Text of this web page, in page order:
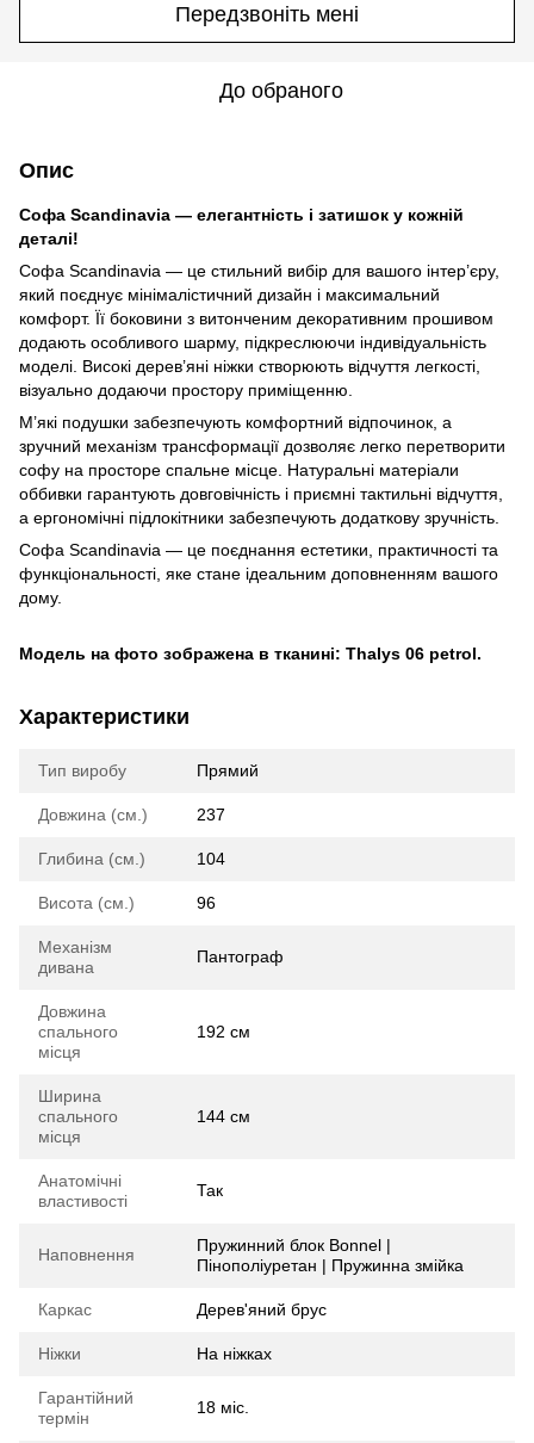
Передзвоніть мені
До обраного
Опис
Софа Scandinavia — елегантність і затишок у кожній
деталі!
Софа Scandinavia — це стильний вибір для вашого інтер’єру,
який поєднує мінімалістичний дизайн і максимальний
комфорт. Її боковини з витонченим декоративним прошивом
додають особливого шарму, підкреслюючи індивідуальність
моделі. Високі дерев’яні ніжки створюють відчуття легкості,
візуально додаючи простору приміщенню.
М’які подушки забезпечують комфортний відпочинок, а
зручний механізм трансформації дозволяє легко перетворити
софу на просторе спальне місце. Натуральні матеріали
оббивки гарантують довговічність і приємні тактильні відчуття,
а ергономічні підлокітники забезпечують додаткову зручність.
Софа Scandinavia — це поєднання естетики, практичності та
функціональності, яке стане ідеальним доповненням вашого
дому.
Модель на фото зображена в тканині: Thalys 06 petrol.
Характеристики
Тип виробу Прямий
Довжина (см.) 237
Глибина (см.) 104
Висота (см.) 96
Механізм
дивана
Пантограф
Довжина
спального
місця
192 см
Ширина
спального
місця
144 см
Анатомічні
властивості
Так
Наповнення
Пружинний блок Bonnel |
Пінополіуретан | Пружинна змійка
Каркас Дерев'яний брус
Ніжки На ніжках
Гарантійний
термін
18 міс.